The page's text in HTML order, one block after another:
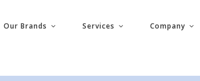
Our Brands Services Company